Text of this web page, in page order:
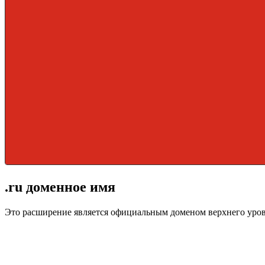
.ru доменное имя
Это расширение является официальным доменом верхнего